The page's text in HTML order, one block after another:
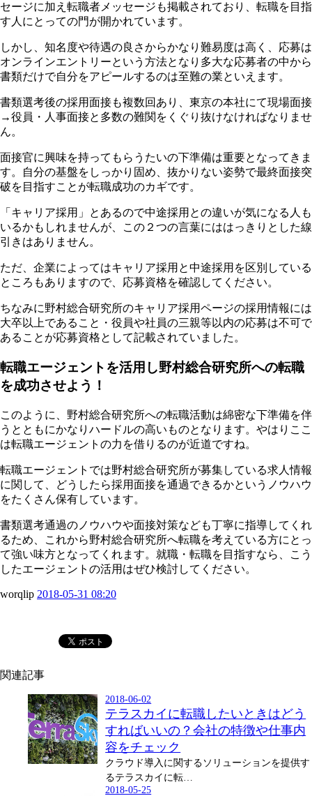
セージに加え転職者メッセージも掲載されており、転職を目指
す人にとっての門が開かれています。
しかし、知名度や待遇の良さからかなり難易度は高く、応募は
オンラインエントリーという方法となり多大な応募者の中から
書類だけで自分をアピールするのは至難の業といえます。
書類選考後の採用面接も複数回あり、東京の本社にて現場面接
→役員・人事面接と多数の難関をくぐり抜けなければなりませ
ん。
面接官に興味を持ってもらうたいの下準備は重要となってきま
す。自分の基盤をしっかり固め、抜かりない姿勢で最終面接突
破を目指すことが転職成功のカギです。
「キャリア採用」とあるので中途採用との違いが気になる人も
いるかもしれませんが、この２つの言葉にははっきりとした線
引きはありません。
ただ、企業によってはキャリア採用と中途採用を区別している
ところもありますので、応募資格を確認してください。
ちなみに野村総合研究所のキャリア採用ページの採用情報には
大卒以上であること・役員や社員の三親等以内の応募は不可で
あることが応募資格として記載されていました。
転職エージェントを活用し野村総合研究所への転職
を成功させよう！
このように、野村総合研究所への転職活動は綿密な下準備を伴
うとともにかなりハードルの高いものとなります。やはりここ
は転職エージェントの力を借りるのが近道ですね。
転職エージェントでは野村総合研究所が募集している求人情報
に関して、どうしたら採用面接を通過できるかというノウハウ
をたくさん保有しています。
書類選考通過のノウハウや面接対策なども丁寧に指導してくれ
るため、これから野村総合研究所へ転職を考えている方にとっ
て強い味方となってくれます。就職・転職を目指すなら、こう
したエージェントの活用はぜひ検討してください。
worqlip 2018-05-31 08:20
関連記事
2018-06-02
テラスカイに転職したいときはどう
すればいいの？会社の特徴や仕事内
容をチェック
クラウド導入に関するソリューションを提供す
るテラスカイに転…
2018-05-25